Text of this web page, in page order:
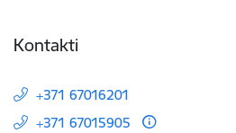
Kontakti
+371 67016201
+371 67015905